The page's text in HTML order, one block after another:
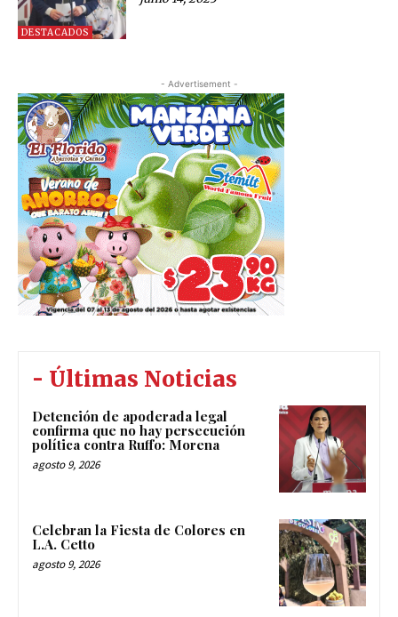
DESTACADOS
- Advertisement -
- Últimas Noticias
Detención de apoderada legal
confirma que no hay persecución
política contra Ruffo: Morena
agosto 9, 2026
Celebran la Fiesta de Colores en
L.A. Cetto
agosto 9, 2026